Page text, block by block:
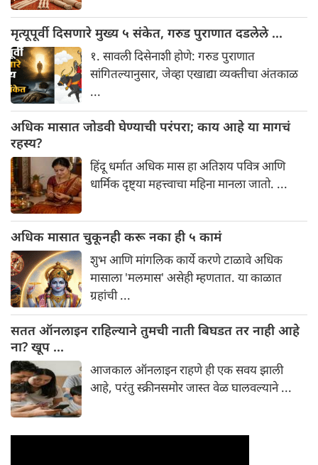
मृत्यूपूर्वी दिसणारे मुख्य ५ संकेत, गरुड पुराणात दडलेले ...
१. सावली दिसेनाशी होणे: गरुड पुराणात
सांगितल्यानुसार, जेव्हा एखाद्या व्यक्तीचा अंतकाळ
...
अधिक मासात जोडवी घेण्याची परंपरा; काय आहे या मागचं
रहस्य?
हिंदू धर्मात अधिक मास हा अतिशय पवित्र आणि
धार्मिक दृष्ट्या महत्त्वाचा महिना मानला जातो. ...
अधिक मासात चुकूनही करू नका ही ५ कामं
शुभ आणि मांगलिक कार्ये करणे टाळावे अधिक
मासाला 'मलमास' असेही म्हणतात. या काळात
ग्रहांची ...
सतत ऑनलाइन राहिल्याने तुमची नाती बिघडत तर नाही आहे
ना? खूप ...
आजकाल ऑनलाइन राहणे ही एक सवय झाली
आहे, परंतु स्क्रीनसमोर जास्त वेळ घालवल्याने ...